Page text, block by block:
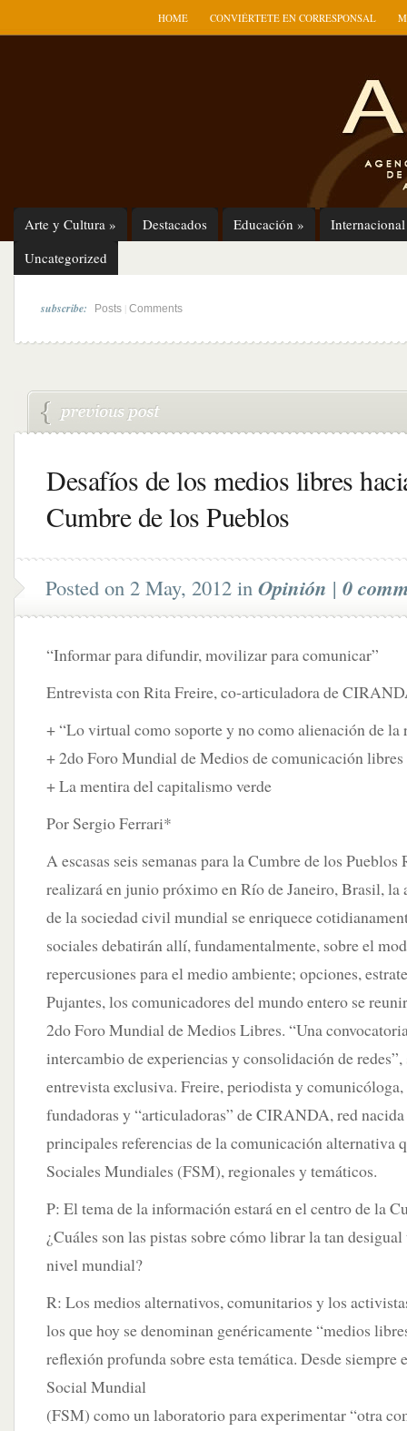
HOME CONVIÉRTETE EN CORRESPONSAL
Arte y Cultura » Destacados Educación » Internacional
Uncategorized
subscribe: Posts Comments
Desafíos de los medios libres
Cumbre de los Pueblos
Posted on 2 May, 2012 in Opinión | 0
“Informar para difundir, movilizar para comunicar”
Entrevista con Rita Freire, co-articuladora de
+ “Lo virtual como soporte y no como alienación de la
+ 2do Foro Mundial de Medios de comunicación libres
+ La mentira del capitalismo verde
Por Sergio Ferrari*
A escasas seis semanas para la Cumbre de los Pueblos
realizará en junio próximo en Río de Janeiro, Brasil, la
de la sociedad civil mundial se enriquece
sociales debatirán allí, fundamentalmente, sobre el
repercusiones para el medio ambiente; opciones,
Pujantes, los comunicadores del mundo entero se
2do Foro Mundial de Medios Libres. “Una
intercambio de experiencias y consolidación de
entrevista exclusiva. Freire, periodista y comunicóloga,
fundadoras y “articuladoras” de CIRANDA, red nacida
principales referencias de la comunicación alternativa
Sociales Mundiales (FSM), regionales y temáticos.
P: El tema de la información estará en el centro de la
¿Cuáles son las pistas sobre cómo librar la tan
nivel mundial?
R: Los medios alternativos, comunitarios y los
los que hoy se denominan genéricamente “medios
reflexión profunda sobre esta temática. Desde siempre
Social Mundial
(FSM) como un laboratorio para experimentar “otra